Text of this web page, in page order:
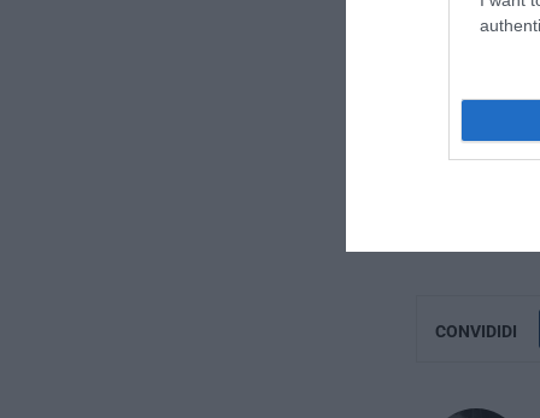
CONVIDIDI